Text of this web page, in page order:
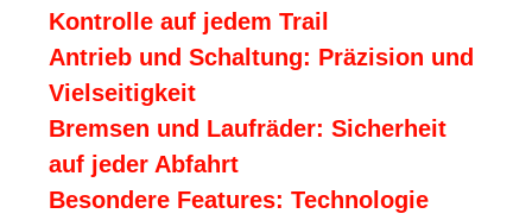
Kontrolle auf jedem Trail
Antrieb und Schaltung: Präzision und
Vielseitigkeit
Bremsen und Laufräder: Sicherheit
auf jeder Abfahrt
Besondere Features: Technologie